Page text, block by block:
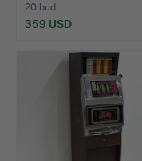
20 bud
359 USD